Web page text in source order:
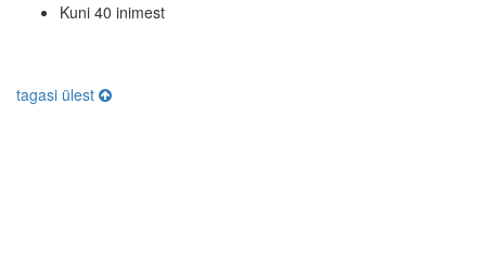
Kuni 40 inimest
tagasi ülest